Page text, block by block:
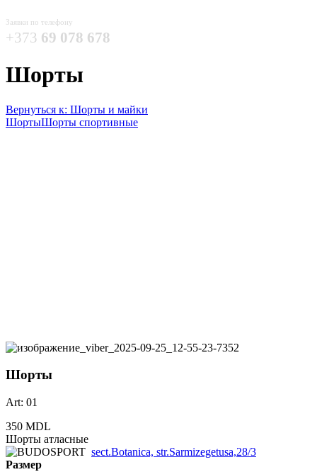
Заявки по телефону
+373 69 078 678
Шорты
Вернуться к: Шорты и майки
ШортыШорты спортивные
Шорты
Art: 01
350 MDL
Шорты атласные
sect.Botanica, str.Sarmizegetusa,28/3
Размер